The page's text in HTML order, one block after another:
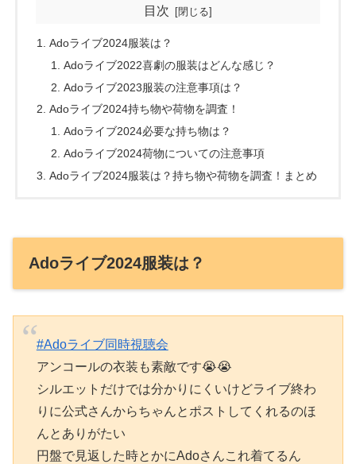
目次
Adoライブ2024服装は？
Adoライブ2022喜劇の服装はどんな感じ？
Adoライブ2023服装の注意事項は？
Adoライブ2024持ち物や荷物を調査！
Adoライブ2024必要な持ち物は？
Adoライブ2024荷物についての注意事項
Adoライブ2024服装は？持ち物や荷物を調査！まとめ
Adoライブ2024服装は？
#Adoライブ同時視聴会
アンコールの衣装も素敵です😭😭
シルエットだけでは分かりにくいけどライブ終わ
りに公式さんからちゃんとポストしてくれるのほ
んとありがたい
円盤で見返した時とかにAdoさんこれ着てるん